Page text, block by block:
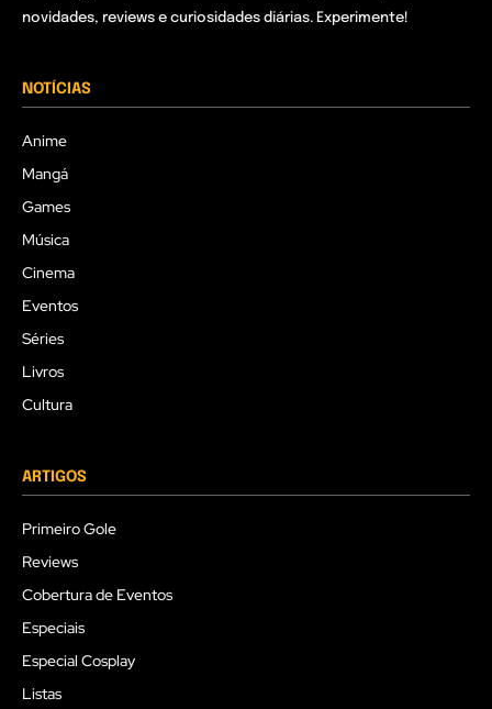
novidades, reviews e curiosidades diárias. Experimente!
NOTÍCIAS
Anime
Mangá
Games
Música
Cinema
Eventos
Séries
Livros
Cultura
ARTIGOS
Primeiro Gole
Reviews
Cobertura de Eventos
Especiais
Especial Cosplay
Listas